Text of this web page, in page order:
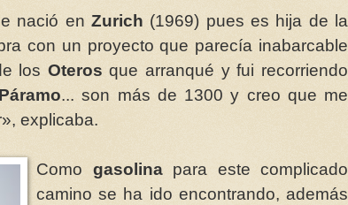
nació en Zurich (1969) pues es hija de la
con un proyecto que parecía inabarcable
los Oterosque arranqué y fui recorriendo
Páramo... son más de 1300 y creo que me
explicaba.
Como gasolina para este complicado
camino se ha ido encontrando, además